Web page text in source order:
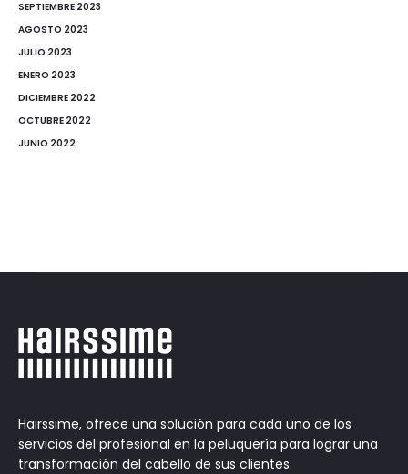
SEPTIEMBRE 2023
AGOSTO 2023
JULIO 2023
ENERO 2023
DICIEMBRE 2022
OCTUBRE 2022
JUNIO 2022
Hairssime, ofrece una solución para cada uno de los
servicios del profesional en la peluquería para lograr una
transformación del cabello de sus clientes.